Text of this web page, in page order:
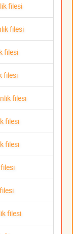
filesi
filesi
filesi
filesi
filesi
filesi
filesi
filesi